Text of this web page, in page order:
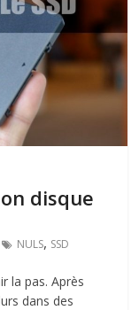
disque
NULS, SSD
la pas. Après
dans des